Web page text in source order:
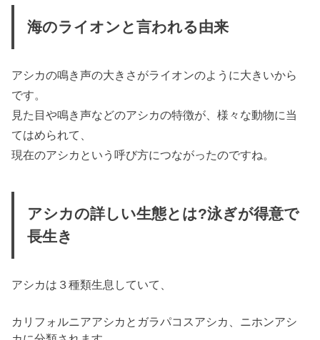
海のライオンと言われる由来
アシカの鳴き声の大きさがライオンのように大きいから
です。
見た目や鳴き声などのアシカの特徴が、様々な動物に当
てはめられて、
現在のアシカという呼び方につながったのですね。
アシカの詳しい生態とは?泳ぎが得意で
長生き
アシカは３種類生息していて、
カリフォルニアアシカとガラパコスアシカ、ニホンアシ